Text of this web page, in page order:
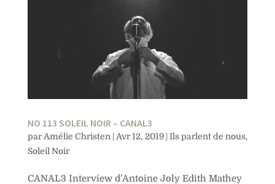
NO 113 SOLEIL NOIR – CANAL3
parAmélie Christen | Avr 12, 2019| Ils parlent de nous,
Soleil Noir
CANAL3 Interview d’Antoine Joly Edith Mathey